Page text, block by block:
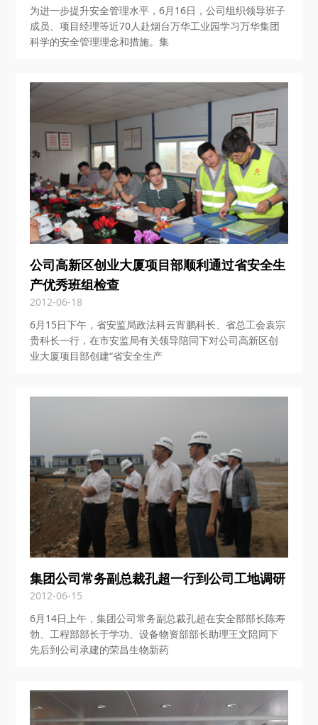
为进一步提升安全管理水平，6月16日，公司组织领导班子
成员、项目经理等近70人赴烟台万华工业园学习万华集团
科学的安全管理理念和措施。集
公司高新区创业大厦项目部顺利通过省安全生
产优秀班组检查
2012-06-18
6月15日下午，省安监局政法科云宵鹏科长、省总工会袁宗
贵科长一行，在市安监局有关领导陪同下对公司高新区创
业大厦项目部创建“省安全生产
集团公司常务副总裁孔超一行到公司工地调研
2012-06-15
6月14日上午，集团公司常务副总裁孔超在安全部部长陈寿
勃、工程部部长于学功、设备物资部部长助理王文陪同下
先后到公司承建的荣昌生物新药